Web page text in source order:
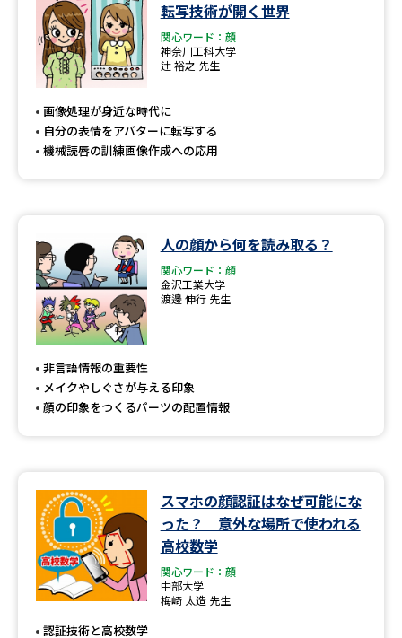
新生活お役立ちガイド
学問発見
学問のミニ講義「夢ナビ講義」 学問分野解説
学問の教科書 夢ナビライブ
ユーザーサポート
Ｑ＆Ａ よくあるご質問
お支払いサイト
特定商取引表記
テレメール進学カタログ
訂正のご案内
転写技術が開く世界
関心ワード：顔
神奈川工科大学
辻 裕之 先生
画像処理が身近な時代に
自分の表情をアバターに転写する
機械読唇の訓練画像作成への応用
人の顔から何を読み取る？
関心ワード：顔
金沢工業大学
渡邊 伸行 先生
非言語情報の重要性
メイクやしぐさが与える印象
顔の印象をつくるパーツの配置情報
スマホの顔認証はなぜ可能にな
った？ 意外な場所で使われる
高校数学
関心ワード：顔
中部大学
梅崎 太造 先生
認証技術と高校数学